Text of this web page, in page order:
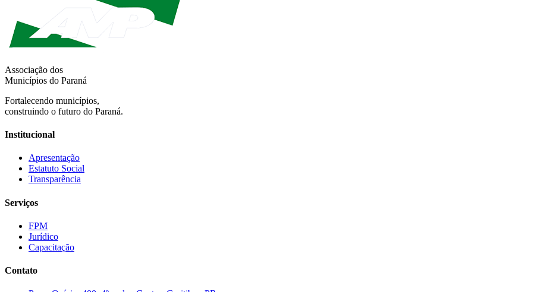
Associação dos
Municípios do Paraná
Fortalecendo municípios,
construindo o futuro do Paraná.
Institucional
Apresentação
Estatuto Social
Transparência
Serviços
FPM
Jurídico
Capacitação
Contato